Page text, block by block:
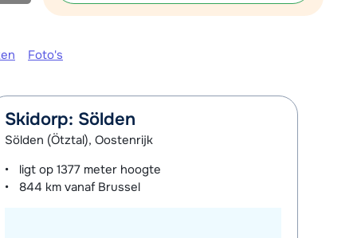
Foto's
Skidorp: Sölden
Sölden (Ötztal), Oostenrijk
ligt op1377 meter hoogte
844 km vanaf Brussel